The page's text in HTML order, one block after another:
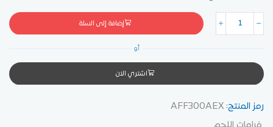
إضافة إلى السلة
أو
اشتري الان
رمز المنتج: AFF300AEX